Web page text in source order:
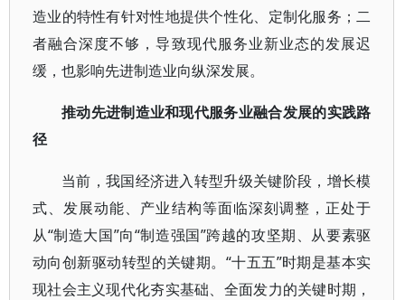
造业的特性有针对性地提供个性化、定制化服务；二
者融合深度不够，导致现代服务业新业态的发展迟
缓，也影响先进制造业向纵深发展。
推动先进制造业和现代服务业融合发展的实践路
径
当前，我国经济进入转型升级关键阶段，增长模
式、发展动能、产业结构等面临深刻调整，正处于
从“制造大国”向“制造强国”跨越的攻坚期、从要素驱
动向创新驱动转型的关键期。“十五五”时期是基本实
现社会主义现代化夯实基础、全面发力的关键时期，